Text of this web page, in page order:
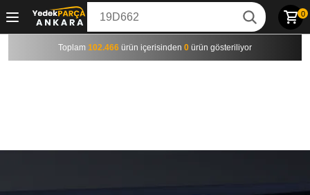
0
Toplam 102.466 ürün içerisinden 0 ürün gösteriliyor